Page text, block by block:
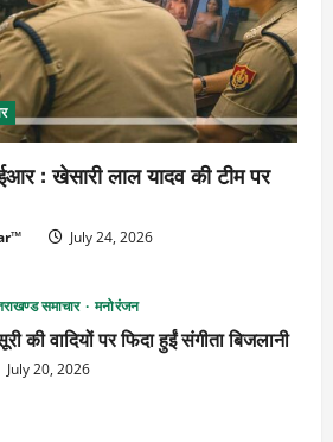
: खेसारी लाल यादव की टीम पर
July 24, 2026
समाचार मनोरंजन
की वादियों पर फिदा हुईं संगीता बिजलानी
July 20, 2026